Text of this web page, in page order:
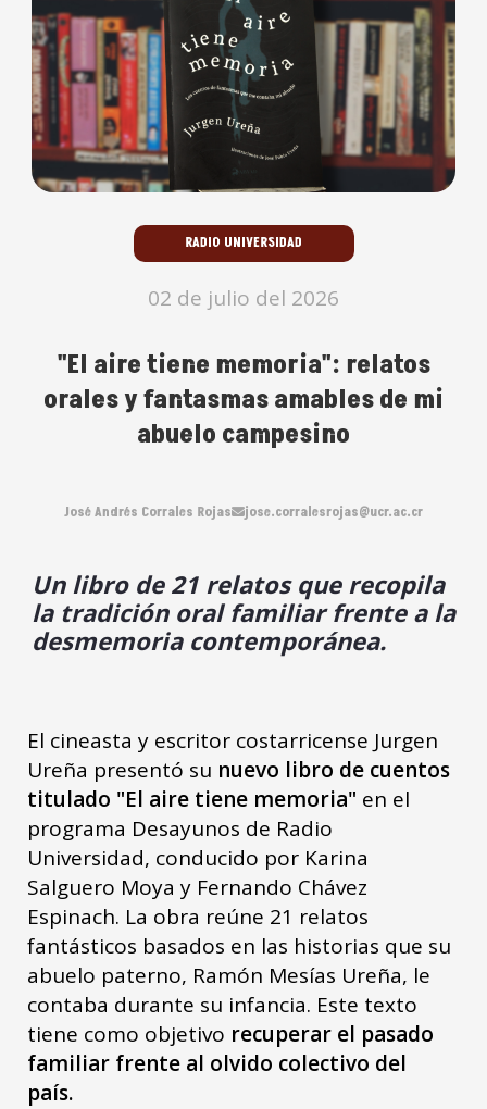
RADIO UNIVERSIDAD
02 de julio del 2026
"El aire tiene memoria": relatos
orales y fantasmas amables de mi
abuelo campesino
José Andrés Corrales Rojas jose.corralesrojas@ucr.ac.cr
Un libro de 21 relatos que recopila
la tradición oral familiar frente a la
desmemoria contemporánea.
El cineasta y escritor costarricense Jurgen
Ureña presentó su nuevo libro de cuentos
titulado "El aire tiene memoria" en el
programa Desayunos de Radio
Universidad, conducido por Karina
Salguero Moya y Fernando Chávez
Espinach. La obra reúne 21 relatos
fantásticos basados en las historias que su
abuelo paterno, Ramón Mesías Ureña, le
contaba durante su infancia. Este texto
tiene como objetivo recuperar el pasado
familiar frente al olvido colectivo del
país.